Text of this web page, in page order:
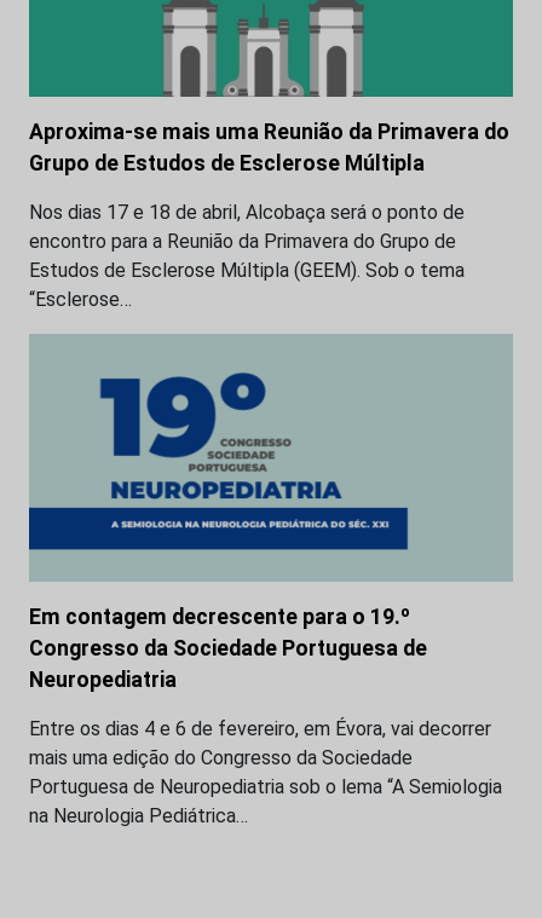
Aproxima-se mais uma Reunião da Primavera do
Grupo de Estudos de Esclerose Múltipla
Nos dias 17 e 18 de abril, Alcobaça será o ponto de
encontro para a Reunião da Primavera do Grupo de
Estudos de Esclerose Múltipla (GEEM). Sob o tema
“Esclerose…
Em contagem decrescente para o 19.º
Congresso da Sociedade Portuguesa de
Neuropediatria
Entre os dias 4 e 6 de fevereiro, em Évora, vai decorrer
mais uma edição do Congresso da Sociedade
Portuguesa de Neuropediatria sob o lema “A Semiologia
na Neurologia Pediátrica…